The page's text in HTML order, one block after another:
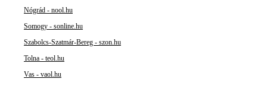
Nógrád - nool.hu
Somogy - sonline.hu
Szabolcs-Szatmár-Bereg - szon.hu
Tolna - teol.hu
Vas - vaol.hu